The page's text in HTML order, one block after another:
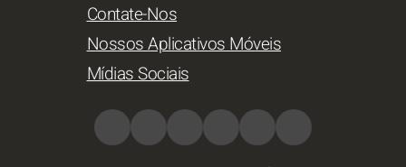
Contate-Nos
Nossos Aplicativos Móveis
Mídias Sociais